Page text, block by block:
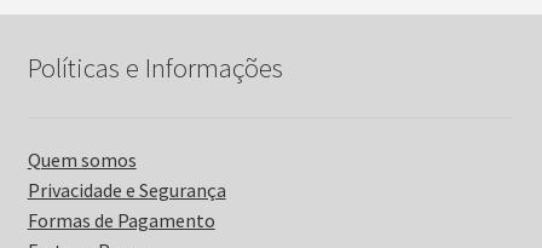
Políticas e Informações
Quem somos
Privacidade e Segurança
Formas de Pagamento